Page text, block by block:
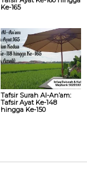
Ke-165
Tafsir Surah Al-An’am:
Tafsir Ayat Ke-148
hingga Ke-150